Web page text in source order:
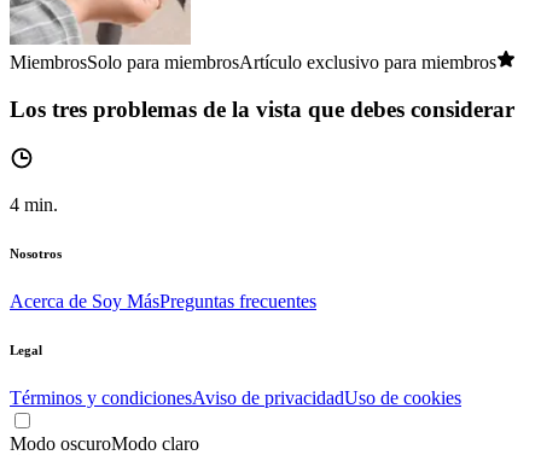
MiembrosSolo para miembrosArtículo exclusivo para miembros
Los tres problemas de la vista que debes considerar
4 min.
Nosotros
Acerca de Soy MásPreguntas frecuentes
Legal
Términos y condicionesAviso de privacidadUso de cookies
Modo oscuroModo claro